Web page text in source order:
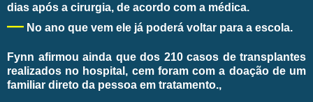
dias após a cirurgia, de acordo com a médica.
— No ano que vem ele já poderá voltar para a escola.
Fynn afirmou ainda que dos 210 casos de transplantes
realizados no hospital, cem foram com a doação de um
familiar direto da pessoa em tratamento.,